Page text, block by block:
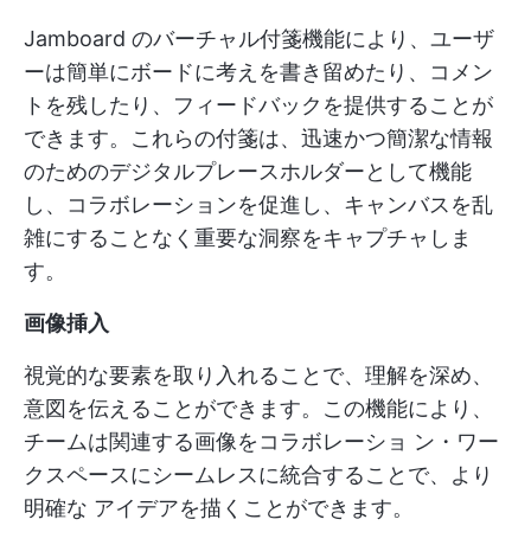
Jamboard のバーチャル付箋機能により、ユーザ
ーは簡単にボードに考えを書き留めたり、コメン
トを残したり、フィードバックを提供することが
できます。これらの付箋は、迅速かつ簡潔な情報
のためのデジタルプレースホルダーとして機能
し、コラボレーションを促進し、キャンバスを乱
雑にすることなく重要な洞察をキャプチャしま
す。
画像挿入
視覚的な要素を取り入れることで、理解を深め、
意図を伝えることができます。この機能により、
チームは関連する画像をコラボレーショ ン・ワー
クスペースにシームレスに統合することで、より
明確な アイデアを描くことができます。